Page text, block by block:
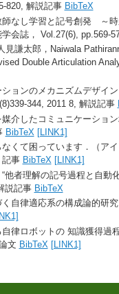
820, 解説記事 BibTeX
なし学習と記号創発 ～
会誌， Vol.27(6), pp.569-
見謙太郎，Naiwala
Double Articulation
ョンのメカニズムデザイ
344, 2011 8, 解説記事
介したコミュニケーショ
BibTeX [LINK1]
くて困っています．（ア
記事 BibTeX [LINK1]
他者理解の記号過程と自動
説記事 BibTeX
自律適応系の構成論的研
律ロボットの 知識獲得過
文 BibTeX [LINK1]